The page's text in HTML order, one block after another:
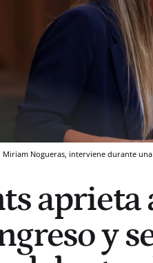
Miriam Nogueras, interviene durante
aprieta
y